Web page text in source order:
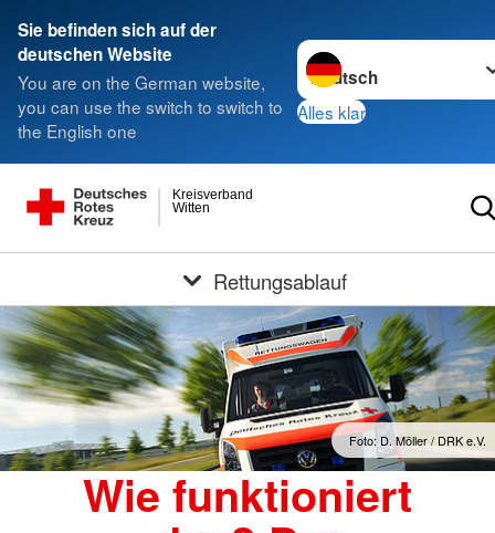
Sie befinden sich auf der
deutschen Website
You are on the German website,
you can use the switch to switch to
the English one
Sprache wechseln zu
Alles klar
Witten
Kreisverband
Rettungsablauf
Foto: D. Möller / DRK e.V.
Wie funktioniert